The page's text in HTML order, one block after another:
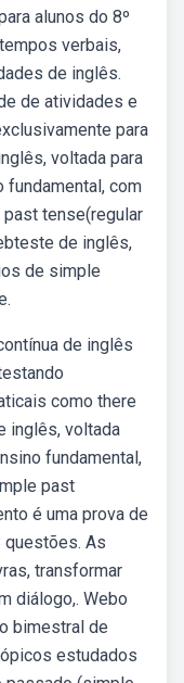
alunos do 8º
verbais,
de inglês.
de atividades e
para
voltada para
fundamental, com
tense(regular
de inglês,
de simple
de inglês
como there
inglês, voltada
fundamental,
past
é uma prova de
questões. As
transformar
diálogo,. Webo
bimestral de
estudados